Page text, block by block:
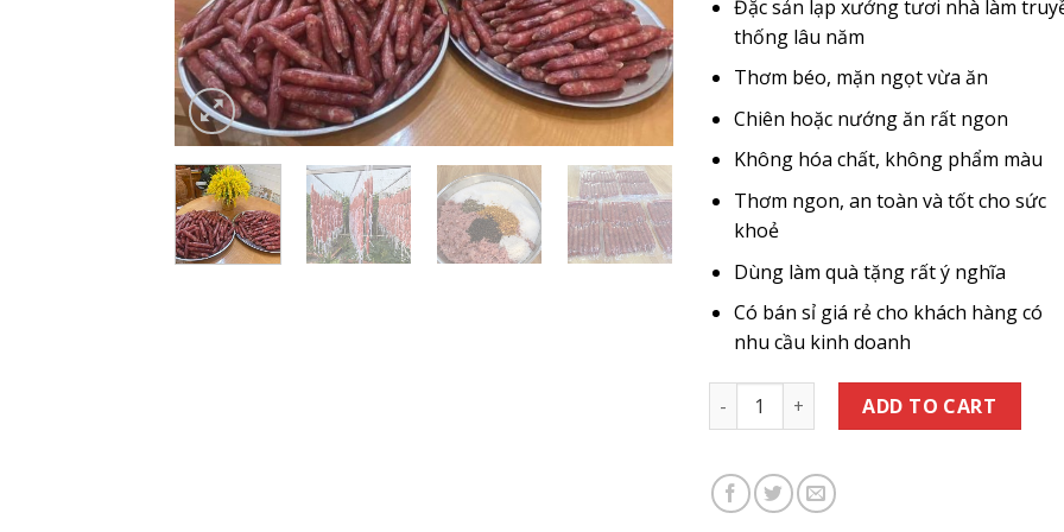
Đặc sản lạp xưởng tươi nhà làm
thống lâu năm
Thơm béo, mặn ngọt vừa ăn
Chiên hoặc nướng ăn rất ngon
Không hóa chất, không phẩm màu
Thơm ngon, an toàn và tốt cho sức
khoẻ
Dùng làm quà tặng rất ý nghĩa
Có bán sỉ giá rẻ cho khách hàng có
nhu cầu kinh doanh
Lạp Xưởng Tươi Cà Mau Nhà Làm quantity
ADD TO CART